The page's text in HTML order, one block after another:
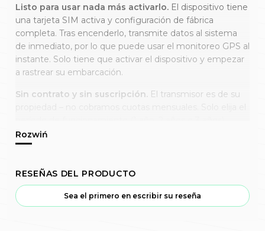
Listo para usar nada más activarlo. El dispositivo tiene
una tarjeta SIM activa y configuración de fábrica
completa. Tras encenderlo, transmite datos al sistema
de inmediato, por lo que puede usar el monitoreo GPS al
instante. Solo tiene que activar el dispositivo y empezar
a rastrear su embarcación.
Sin contrato y sin suscripción. El transmisor es de su
Antes de que expire el período elegido puede prolongar
fácilmente su actividad. El producto tiene garantía.
Monitorización GPS y control total.
DSLocate, que le permite rastrear su embarcación en
tiempo real, consultar el historial de rutas y configurar
RESEÑAS DEL PRODUCTO
Sea el primero en escribir su reseña